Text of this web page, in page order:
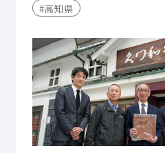
#高知県